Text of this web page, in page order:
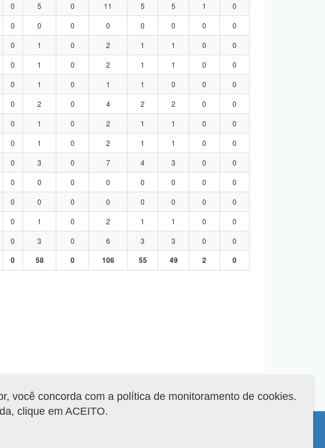
0 5 0 11 5 5 1
0
0 0 0 0 0 0 0
0
0 1 0 2 1 1 0
0
0 1 0 2 1 1 0
0
0 1 0 1 1 0 0
0
0 2 0 4 2 2 0
0
0 1 0 2 1 1 0
0
0 1 0 2 1 1 0
0
0 3 0 7 4 3 0
0
0 0 0 0 0 0 0
0
0 0 0 0 0 0 0
0
0 1 0 2 1 1 0
0
0 3 0 6 3 3 0
0
0 58 0 106 55 49 2 0
você concorda com a política de monitoramento de cookies.
clique em ACEITO.